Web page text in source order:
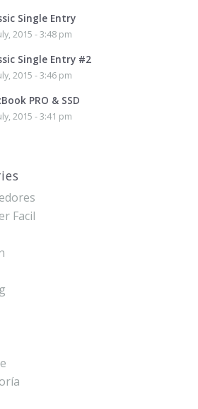
Single Entry
2015 - 3:48 pm
Single Entry #2
2015 - 3:46 pm
PRO & SSD
2015 - 3:41 pm
Facil